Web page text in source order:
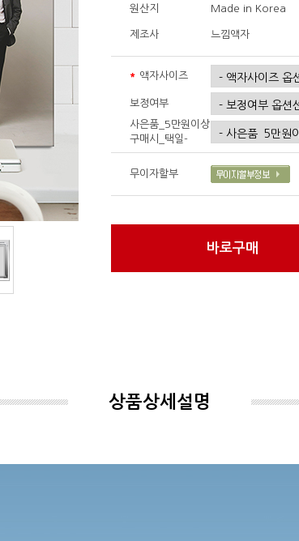
원산지 Made in Korea
제조사 느낌액자
* 액자사이즈
보정여부
구매시_택일-
무이자할부
바로구매
상품상세설명